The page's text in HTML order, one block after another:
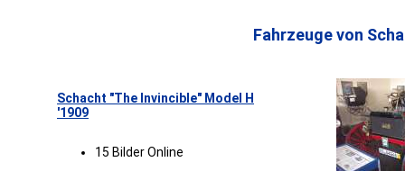
Fahrzeuge von
Schacht "The Invincible" Model H
'1909
15 Bilder Online